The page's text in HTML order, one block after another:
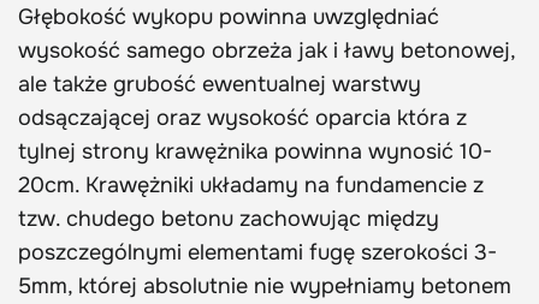
Głębokość wykopu powinna uwzględniać
wysokość samego obrzeża jak i ławy betonowej,
ale także grubość ewentualnej warstwy
odsączającej oraz wysokość oparcia która z
tylnej strony krawężnika powinna wynosić 10-
20cm. Krawężniki układamy na fundamencie z
tzw. chudego betonu zachowując między
poszczególnymi elementami fugę szerokości 3-
5mm, której absolutnie nie wypełniamy betonem